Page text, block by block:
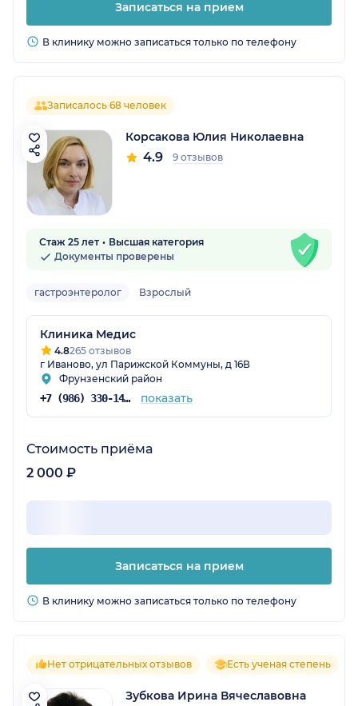
Записаться на прием
В клинику можно записаться только по телефону
Записалось 68 человек
Корсакова Юлия Николаевна
4.9 9 отзывов
Стаж 25 лет
Высшая категория
Документы проверены
гастроэнтеролог Взрослый
Клиника Медис
4.8265 отзывов
г Иваново, ул Парижской Коммуны, д 16В
Фрунзенский район
+7 (986) 330-14-92 показать
Стоимость приёма
2 000 ₽
Записаться на прием
В клинику можно записаться только по телефону
Нет отрицательных отзывов Есть ученая степень
Зубкова Ирина Вячеславовна